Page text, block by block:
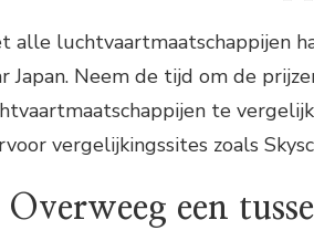
alle luchtvaartmaatschappijen
Japan. Neem de tijd om de
te
vergelijkingssites zoals
Overweeg een